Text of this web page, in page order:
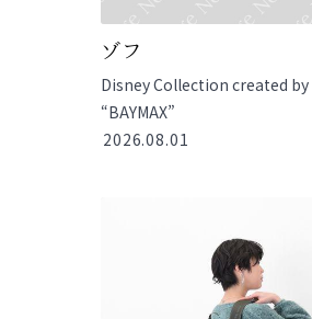
ゾフ
Disney Collection created
“BAYMAX”
2026.08.01